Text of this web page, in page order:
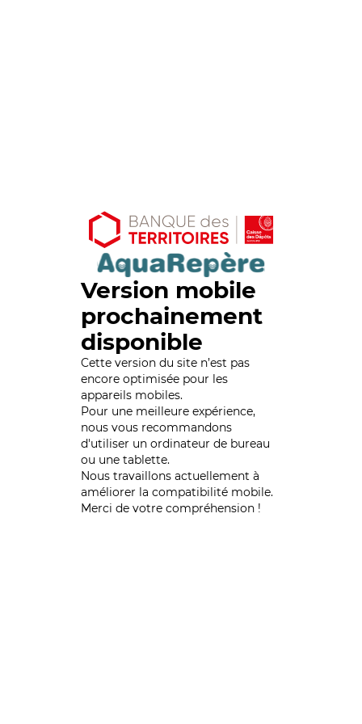
Version mobile
prochainement
disponible
Cette version du site n’est pas
encore optimisée pour les
appareils mobiles.
Pour une meilleure expérience,
nous vous recommandons
d'utiliser un ordinateur de bureau
ou une tablette.
Nous travaillons actuellement à
améliorer la compatibilité mobile.
Merci de votre compréhension !